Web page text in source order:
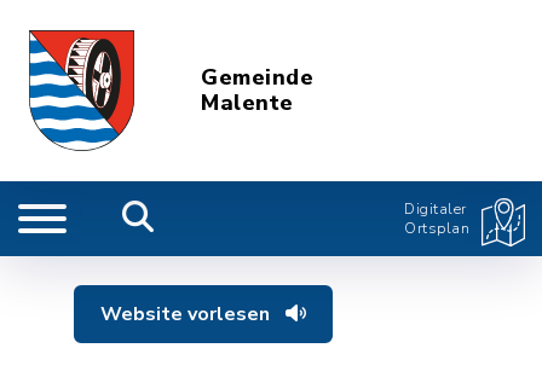
Gemeinde
Malente
Digitaler
Ortsplan
Website vorlesen